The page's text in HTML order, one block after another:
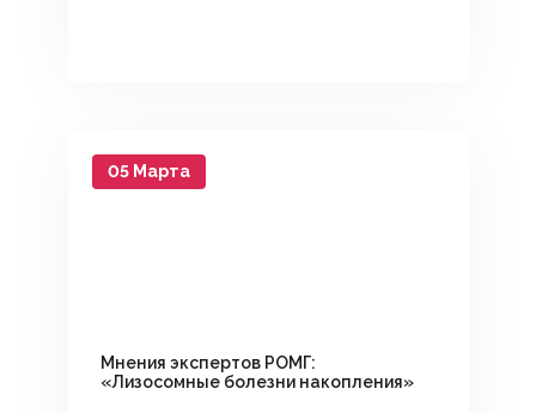
05 Марта
Мнения экспертов РОМГ:
«Лизосомные болезни накопления»